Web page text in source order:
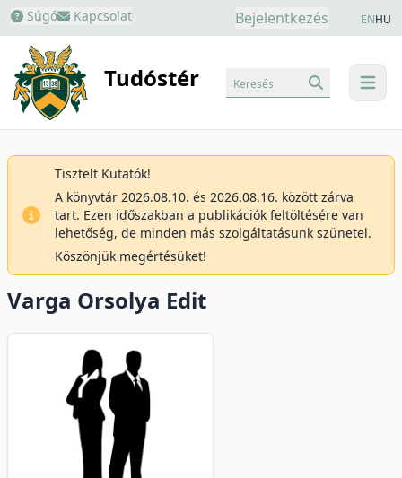
Súgó Kapcsolat Bejelentkezés ENHU
Tudóstér menu
Keresés
Tisztelt Kutatók!
A könyvtár 2026.08.10. és 2026.08.16. között zárva
tart. Ezen időszakban a publikációk feltöltésére van
lehetőség, de minden más szolgáltatásunk szünetel.
Köszönjük megértésüket!
Varga Orsolya Edit